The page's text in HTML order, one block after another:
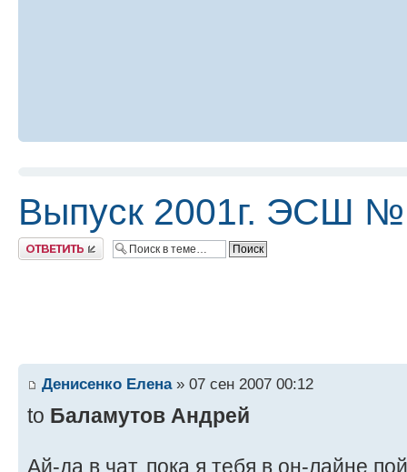
Выпуск 2001г. ЭСШ
Ответить
Денисенко Елена» 07 сен 2007 00:12
to Баламутов Андрей
Ай-да в чат, пока я тебя в он-лайне